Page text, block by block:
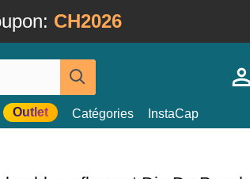
CH2026
Outlet Catégories InstaCap